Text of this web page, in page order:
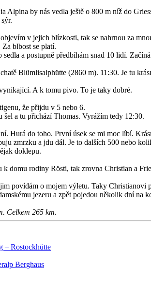
Alpina by nás vedla ještě o 800 m níž do
v jejich blízkosti, tak se nahrnou za
blbost se platí.
a postupně předbíhám snad 10 lidí.
Blümlisalphütte (2860 m). 11:30. Je tu
A k tomu pivo. To je taky dobré.
že přijdu v 5 nebo 6.
a tu přichází Thomas. Vyrážím tedy 12:30.
Hurá do toho. První úsek se mi moc líbí.
zmrzku a jdu dál. Je to dalších 500 nebo
doklepu.
domu rodiny Rösti, tak zrovna Christian a
povídám o mojem výletu. Taky
jezeru a zpět pojedou několik dní na
Celkem 265 km.
– Rostockhütte
Berghaus